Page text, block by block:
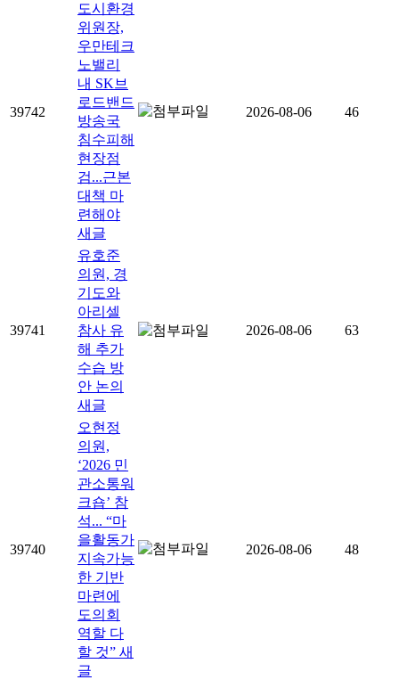
39742
도시환경
위원장,
우만테크
노밸리
내 SK브
로드밴드
방송국
침수피해
현장점
검...근본
대책 마
련해야
새글
2026-08-06 46
39741
유호준
의원, 경
기도와
아리셀
참사 유
해 추가
수습 방
안 논의
새글
2026-08-06 63
39740
오현정
의원,
‘2026 민
관소통워
크숍’ 참
석... “마
을활동가
지속가능
한 기반
마련에
도의회
역할 다
할 것” 새
글
2026-08-06 48